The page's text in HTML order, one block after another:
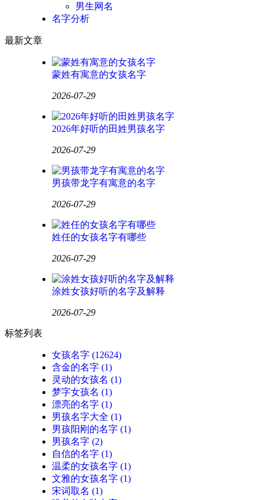
男生网名
名字分析
最新文章
蒙姓有寓意的女孩名字
2026-07-29
2026年好听的田姓男孩名字
2026-07-29
男孩带龙字有寓意的名字
2026-07-29
姓任的女孩名字有哪些
2026-07-29
涂姓女孩好听的名字及解释
2026-07-29
标签列表
女孩名字 (12624)
含金的名字 (1)
灵动的女孩名 (1)
梦字女孩名 (1)
漂亮的名字 (1)
男孩名字大全 (1)
男孩阳刚的名字 (1)
男孩名字 (2)
自信的名字 (1)
温柔的女孩名字 (1)
文雅的女孩名字 (1)
宋词取名 (1)